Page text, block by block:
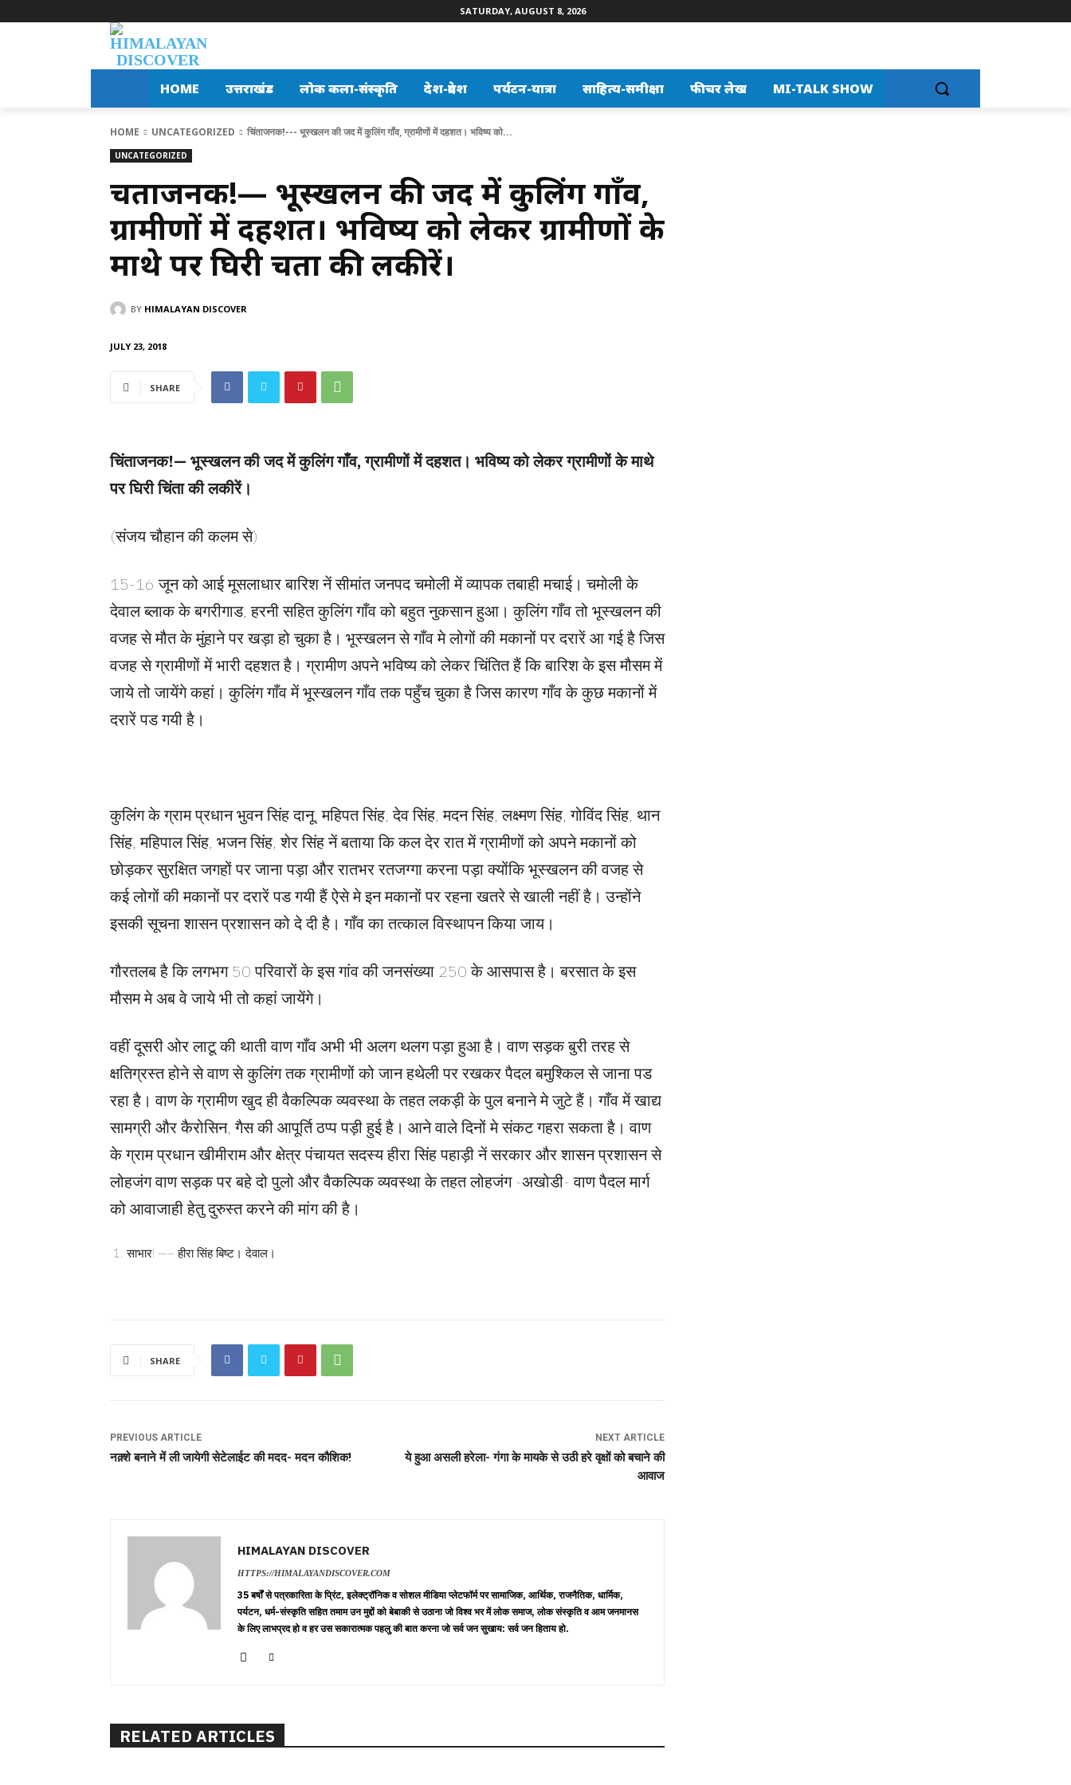
SATURDAY, AUGUST 8, 2026
HOME उत्तराखंड लोक कला-संस्कृति देश-प्रदेश पर्यटन-यात्रा साहित्य-समीक्षा फीचर लेख MI-TALK SHOW
HOME UNCATEGORIZED चिंताजनक!--- भूस्खलन की जद में कुलिंग गाँव, ग्रामीणों में दहशत। भविष्य को...
UNCATEGORIZED
चिंताजनक!— भूस्खलन की जद में कुलिंग गाँव,
ग्रामीणों में दहशत। भविष्य को लेकर ग्रामीणों के
माथे पर घिरी चिंता की लकीरें।
BY HIMALAYAN DISCOVER
JULY 23, 2018
SHARE
चिंताजनक!— भूस्खलन की जद में कुलिंग गाँव, ग्रामीणों में दहशत। भविष्य को लेकर ग्रामीणों के माथे
पर घिरी चिंता की लकीरें।
(संजय चौहान की कलम से)
15-16 जून को आई मूसलाधार बारिश नें सीमांत जनपद चमोली में व्यापक तबाही मचाई। चमोली के
देवाल ब्लाक के बगरीगाड, हरनी सहित कुलिंग गाँव को बहुत नुकसान हुआ। कुलिंग गाँव तो भूस्खलन की
वजह से मौत के मुंहाने पर खड़ा हो चुका है। भूस्खलन से गाँव मे लोगों की मकानों पर दरारें आ गई है जिस
वजह से ग्रामीणों में भारी दहशत है। ग्रामीण अपने भविष्य को लेकर चिंतित हैं कि बारिश के इस मौसम में
जाये तो जायेंगे कहां। कुलिंग गाँव में भूस्खलन गाँव तक पहुँच चुका है जिस कारण गाँव के कुछ मकानों में
दरारें पड गयी है।
कुलिंग के ग्राम प्रधान भुवन सिंह दानू, महिपत सिंह, देव सिंह, मदन सिंह, लक्ष्मण सिंह, गोविंद सिंह, थान
सिंह, महिपाल सिंह, भजन सिंह, शेर सिंह नें बताया कि कल देर रात में ग्रामीणों को अपने मकानों को
छोड़कर सुरक्षित जगहों पर जाना पड़ा और रातभर रतजग्गा करना पड़ा क्योंकि भूस्खलन की वजह से
कई लोगों की मकानों पर दरारें पड गयी हैं ऐसे मे इन मकानों पर रहना खतरे से खाली नहीं है। उन्होंने
इसकी सूचना शासन प्रशासन को दे दी है। गाँव का तत्काल विस्थापन किया जाय।
गौरतलब है कि लगभग 50 परिवारों के इस गांव की जनसंख्या 250 के आसपास है। बरसात के इस
मौसम मे अब वे जाये भी तो कहां जायेंगे।
वहीं दूसरी ओर लाटू की थाती वाण गाँव अभी भी अलग थलग पड़ा हुआ है। वाण सड़क बुरी तरह से
क्षतिग्रस्त होने से वाण से कुलिंग तक ग्रामीणों को जान हथेली पर रखकर पैदल बमुश्किल से जाना पड
रहा है। वाण के ग्रामीण खुद ही वैकल्पिक व्यवस्था के तहत लकड़ी के पुल बनाने मे जुटे हैं। गाँव में खाद्य
सामग्री और कैरोसिन, गैस की आपूर्ति ठप्प पड़ी हुई है। आने वाले दिनों मे संकट गहरा सकता है। वाण
के ग्राम प्रधान खीमीराम और क्षेत्र पंचायत सदस्य हीरा सिंह पहाड़ी नें सरकार और शासन प्रशासन से
लोहजंग वाण सड़क पर बहे दो पुलो और वैकल्पिक व्यवस्था के तहत लोहजंग -अखोडी- वाण पैदल मार्ग
को आवाजाही हेतु दुरुस्त करने की मांग की है।
साभार! —– हीरा सिंह बिष्ट। देवाल।
SHARE
PREVIOUS ARTICLE
नक़्शे बनाने में ली जायेगी सेटेलाईट की मदद- मदन कौशिक!
NEXT ARTICLE
ये हुआ असली हरेला- गंगा के मायके से उठी हरे वृक्षों को बचाने की
आवाज
HIMALAYAN DISCOVER
HTTPS://HIMALAYANDISCOVER.COM
35 बर्षों से पत्रकारिता के प्रिंट, इलेक्ट्रॉनिक व सोशल मीडिया प्लेटफॉर्म पर सामाजिक, आर्थिक, राजनैतिक, धार्मिक,
पर्यटन, धर्म-संस्कृति सहित तमाम उन मुद्दों को बेबाकी से उठाना जो विश्व भर में लोक समाज, लोक संस्कृति व आम जनमानस
के लिए लाभप्रद हो व हर उस सकारात्मक पहलु की बात करना जो सर्व जन सुखाय: सर्व जन हिताय हो.
RELATED ARTICLES